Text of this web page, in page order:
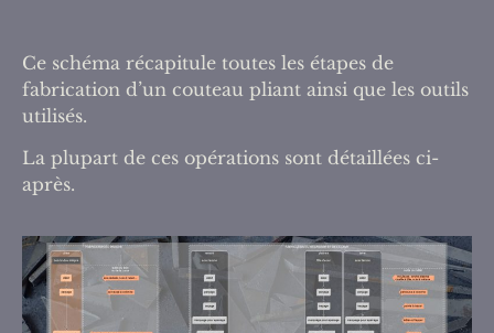
Ce schéma récapitule toutes les étapes de
fabrication d’un couteau pliant ainsi que les outils
utilisés.
La plupart de ces opérations sont détaillées ci-
après.